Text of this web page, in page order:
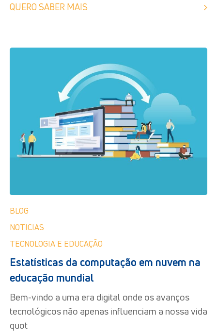
QUERO SABER MAIS
BLOG
NOTICIAS
TECNOLOGIA E EDUCAÇÃO
Estatísticas da computação em nuvem na
educação mundial
Bem-vindo a uma era digital onde os avanços
tecnológicos não apenas influenciam a nossa vida
quot